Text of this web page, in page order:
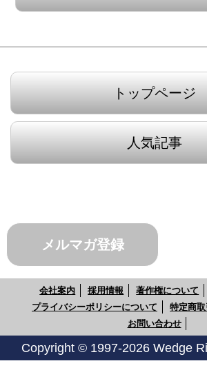
トップページ
人気記事
メルマガ登録
会社案内 採用情報 著作権について
プライバシーポリシーについて
特定商
お問い合わせ
Copyright © 1997-2026 Wedge